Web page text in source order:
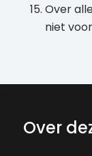
Over
niet
Over